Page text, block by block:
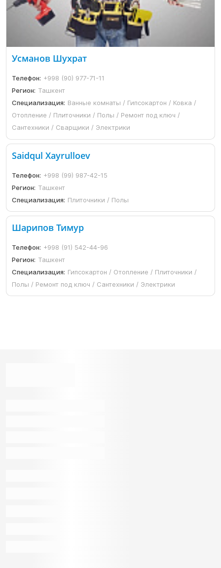
Усманов Шухрат
Телефон: +998 (90) 977-71-11
Регион: Ташкент
Специализация: Ванные комнаты / Гипсокартон / Ковка /
Отопление / Плиточники / Полы / Ремонт под ключ /
Сантехники / Сварщики / Электрики
Saidqul Xayrulloev
Телефон: +998 (99) 987-42-15
Регион: Ташкент
Специализация: Плиточники / Полы
Шарипов Тимур
Телефон: +998 (91) 542-44-96
Регион: Ташкент
Специализация: Гипсокартон / Отопление / Плиточники /
Полы / Ремонт под ключ / Сантехники / Электрики